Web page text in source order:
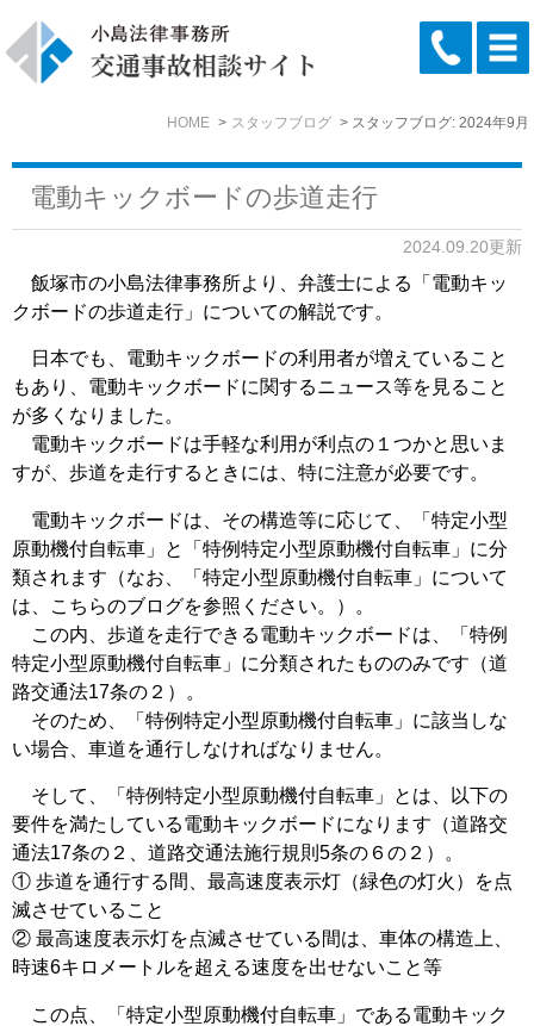
HOME スタッフブログ スタッフブログ: 2024年9月
電動キックボードの歩道走行
2024.09.20更新
飯塚市の小島法律事務所より、弁護士による「電動キッ
クボードの歩道走行」についての解説です。
日本でも、電動キックボードの利用者が増えていること
もあり、電動キックボードに関するニュース等を見ること
が多くなりました。
電動キックボードは手軽な利用が利点の１つかと思いま
すが、歩道を走行するときには、特に注意が必要です。
電動キックボードは、その構造等に応じて、「特定小型
原動機付自転車」と「特例特定小型原動機付自転車」に分
類されます（なお、「特定小型原動機付自転車」について
は、こちらのブログを参照ください。）。
この内、歩道を走行できる電動キックボードは、「特例
特定小型原動機付自転車」に分類されたもののみです（道
路交通法17条の２）。
そのため、「特例特定小型原動機付自転車」に該当しな
い場合、車道を通行しなければなりません。
そして、「特例特定小型原動機付自転車」とは、以下の
要件を満たしている電動キックボードになります（道路交
通法17条の２、道路交通法施行規則5条の６の２）。
① 歩道を通行する間、最高速度表示灯（緑色の灯火）を点
滅させていること
② 最高速度表示灯を点滅させている間は、車体の構造上、
時速6キロメートルを超える速度を出せないこと等
この点、「特定小型原動機付自転車」である電動キック